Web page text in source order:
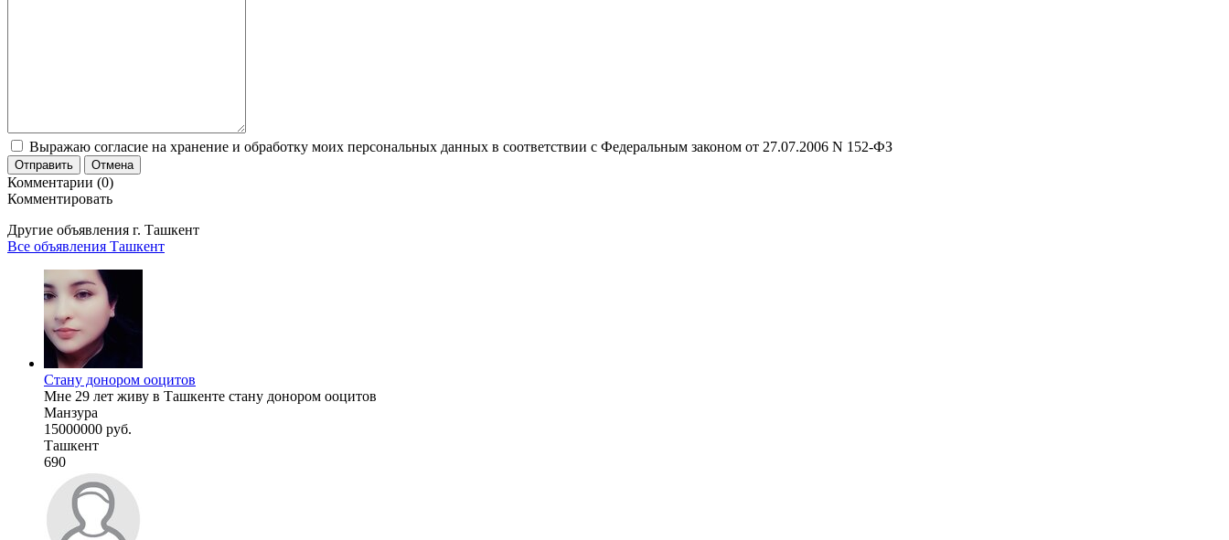
Выражаю согласие на хранение и обработку моих персональных данных в соответствии с Федеральным законом от 27.07.2006 N 152-ФЗ
Отправить Отмена
Комментарии (0)
Комментировать
Другие объявления г. Ташкент
Все объявления Ташкент
Стану донором ооцитов
Мне 29 лет живу в Ташкенте стану донором ооцитов
Манзура
15000000 руб.
Ташкент
690